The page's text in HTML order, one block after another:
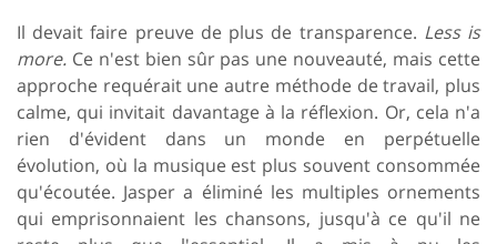
Il devait faire preuve de plus de transparence. Less is
more. Ce n'est bien sûr pas une nouveauté, mais cette
approche requérait une autre méthode de travail, plus
calme, qui invitait davantage à la réflexion. Or, cela n'a
rien d'évident dans un monde en perpétuelle
évolution, où la musique est plus souvent consommée
qu'écoutée. Jasper a éliminé les multiples ornements
qui emprisonnaient les chansons, jusqu'à ce qu'il ne